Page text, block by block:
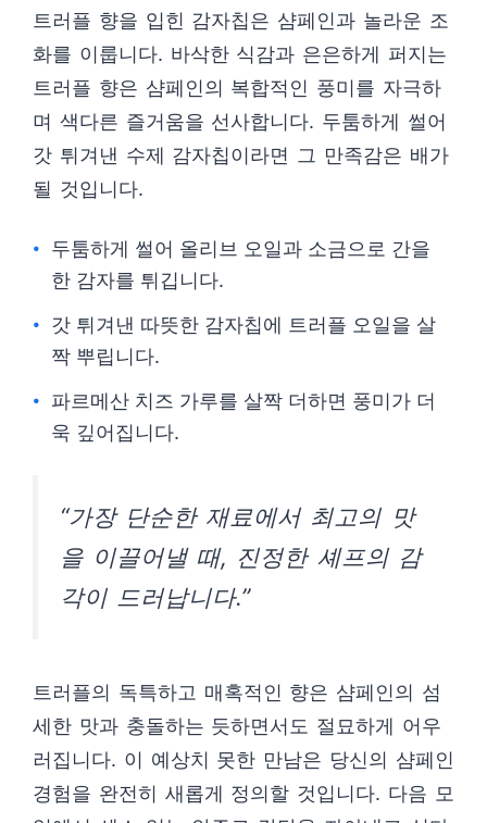
트러플 향을 입힌 감자칩은 샴페인과 놀라운 조
화를 이룹니다. 바삭한 식감과 은은하게 퍼지는
트러플 향은 샴페인의 복합적인 풍미를 자극하
며 색다른 즐거움을 선사합니다. 두툼하게 썰어
갓 튀겨낸 수제 감자칩이라면 그 만족감은 배가
될 것입니다.
두툼하게 썰어 올리브 오일과 소금으로 간을
한 감자를 튀깁니다.
갓 튀겨낸 따뜻한 감자칩에 트러플 오일을 살
짝 뿌립니다.
파르메산 치즈 가루를 살짝 더하면 풍미가 더
욱 깊어집니다.
“가장 단순한 재료에서 최고의 맛
을 이끌어낼 때, 진정한 셰프의 감
각이 드러납니다.”
트러플의 독특하고 매혹적인 향은 샴페인의 섬
세한 맛과 충돌하는 듯하면서도 절묘하게 어우
러집니다. 이 예상치 못한 만남은 당신의 샴페인
경험을 완전히 새롭게 정의할 것입니다. 다음 모